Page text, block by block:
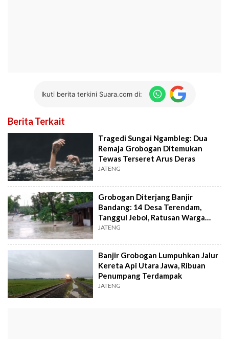
Ikuti berita terkini Suara.com di:
Berita Terkait
Tragedi Sungai Ngambleg: Dua
Remaja Grobogan Ditemukan
Tewas Terseret Arus Deras
JATENG
Grobogan Diterjang Banjir
Bandang: 14 Desa Terendam,
Tanggul Jebol, Ratusan Warga
Terjebak!
JATENG
Banjir Grobogan Lumpuhkan Jalur
Kereta Api Utara Jawa, Ribuan
Penumpang Terdampak
JATENG